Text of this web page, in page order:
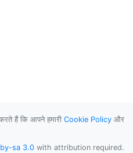
हैं कि आपने हमारी Cookie Policy और
sa 3.0 with attribution required.